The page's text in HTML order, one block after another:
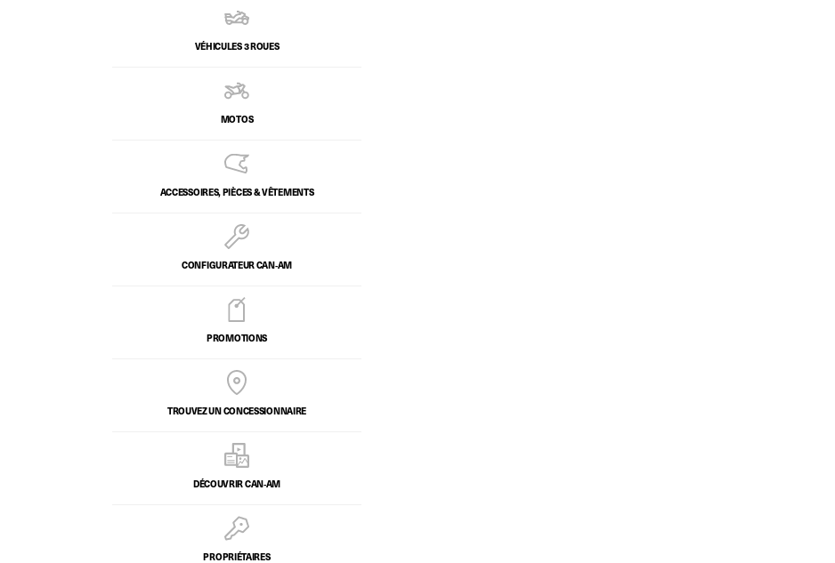
VÉHICULES 3 ROUES
MOTOS
ACCESSOIRES, PIÈCES & VÊTEMENTS
CONFIGURATEUR CAN‑AM
PROMOTIONS
TROUVEZ UN CONCESSIONNAIRE
DÉCOUVRIR CAN‑AM
PROPRIÉTAIRES